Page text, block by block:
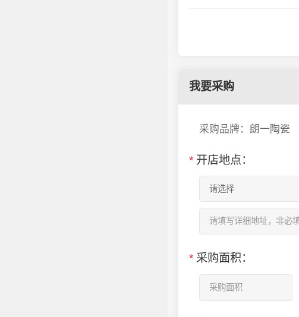
我要采购
采购品牌：朗一陶瓷
* 开店地点：
* 采购面积：